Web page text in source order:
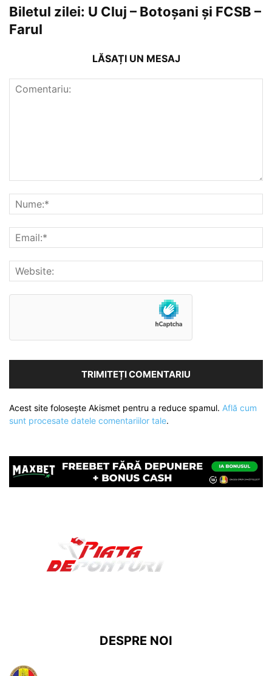
Biletul zilei: U Cluj – Botoșani și FCSB –
Farul
LĂSAȚI UN MESAJ
Acest site folosește Akismet pentru a reduce spamul. Află cum
sunt procesate datele comentariilor tale.
DESPRE NOI